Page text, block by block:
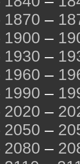
1870 –
1900 –
1930 –
1960 –
1990 –
2020 –
2050 –
2080 –